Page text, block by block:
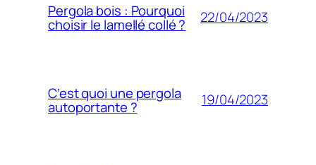
Pergola bois : Pourquoi
choisir le lamellé collé ? 22/04/2023
C’est quoi une pergola
autoportante ? 19/04/2023